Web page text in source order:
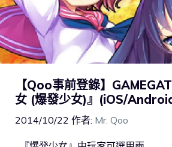
【Qoo事前登錄】
女 (爆發少女)』(iOS/
2014/10/22 作者: Mr. Qoo